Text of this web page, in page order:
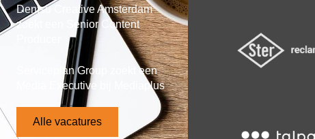
Dentsu Creative Amsterdam
zoekt een Senior Content
Serviceplan Group zoekt een
Media Executive bij Mediaplus
Alle vacatures